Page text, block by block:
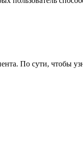
По сути, чтобы